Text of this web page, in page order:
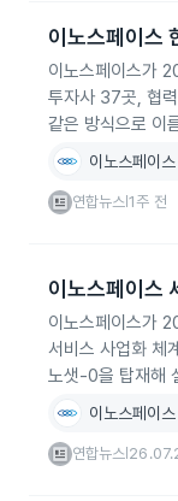
이노스페이스
이노스페이스가
투자사 37곳, 협
같은 방식으로 이
이노스페이스
연합뉴스 |1주 전
이노스페이스
이노스페이스가
서비스 사업화 체
노샛-0을 탑재해
이노스페이스
연합뉴스